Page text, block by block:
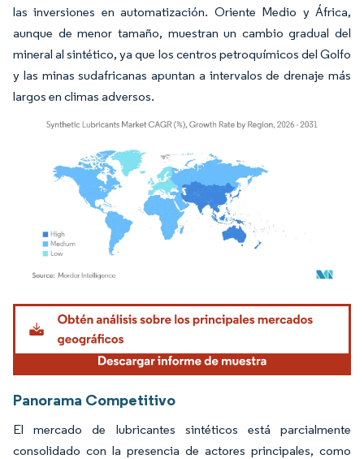
las inversiones en automatización. Oriente Medio y África,
aunque de menor tamaño, muestran un cambio gradual del
mineral al sintético, ya que los centros petroquímicos del Golfo
y las minas sudafricanas apuntan a intervalos de drenaje más
largos en climas adversos.
Imagen © Mordor Intelligence. El uso requiere atribución según CC BY 4.0.
Panorama Competitivo
El mercado de lubricantes sintéticos está parcialmente
consolidado con la presencia de actores principales, como